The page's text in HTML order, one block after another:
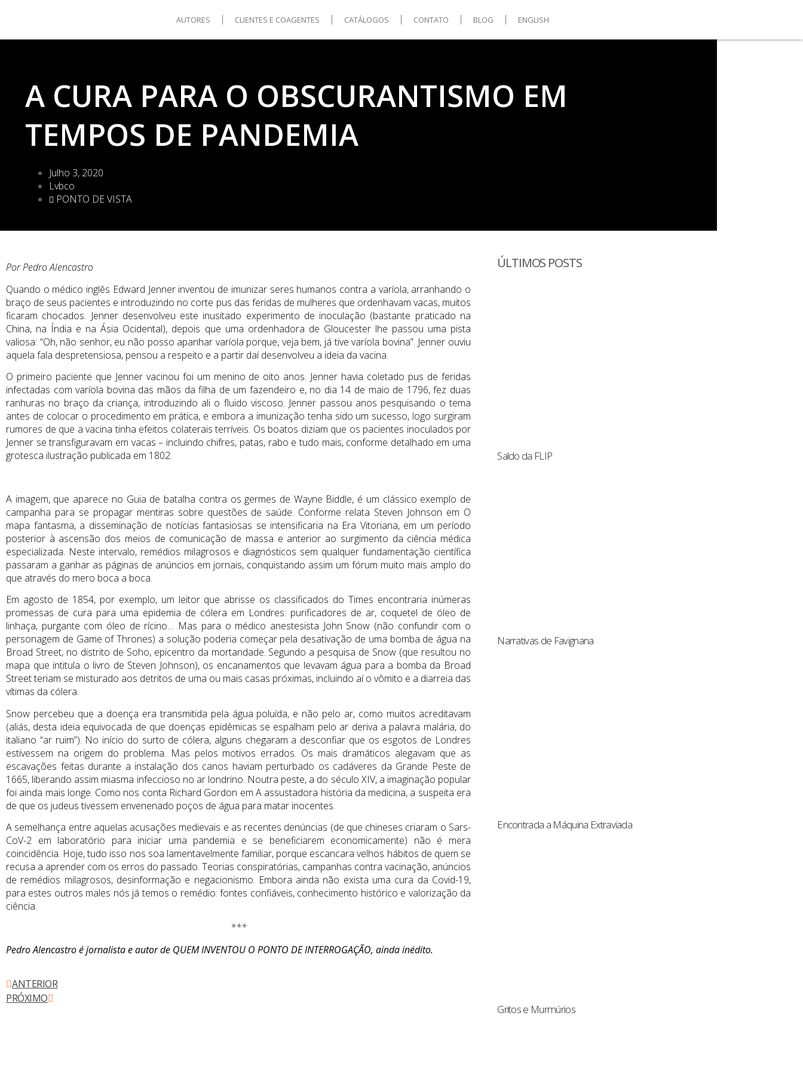
AUTORES CLIENTES E COAGENTES CATÁLOGOS CONTATO BLOG ENGLISH
A CURA PARA O OBSCURANTISMO EM
TEMPOS DE PANDEMIA
Julho 3, 2020
Lvbco
PONTO DE VISTA
Por Pedro Alencastro
Quando o médico inglês Edward Jenner inventou de imunizar seres humanos contra a varíola, arranhando o
braço de seus pacientes e introduzindo no corte pus das feridas de mulheres que ordenhavam vacas, muitos
ficaram chocados. Jenner desenvolveu este inusitado experimento de inoculação (bastante praticado na
China, na Índia e na Ásia Ocidental), depois que uma ordenhadora de Gloucester lhe passou uma pista
valiosa: “Oh, não senhor, eu não posso apanhar varíola porque, veja bem, já tive varíola bovina”. Jenner ouviu
aquela fala despretensiosa, pensou a respeito e a partir daí desenvolveu a ideia da vacina.
O primeiro paciente que Jenner vacinou foi um menino de oito anos. Jenner havia coletado pus de feridas
infectadas com varíola bovina das mãos da filha de um fazendeiro e, no dia 14 de maio de 1796, fez duas
ranhuras no braço da criança, introduzindo ali o fluido viscoso. Jenner passou anos pesquisando o tema
antes de colocar o procedimento em prática, e embora a imunização tenha sido um sucesso, logo surgiram
rumores de que a vacina tinha efeitos colaterais terríveis. Os boatos diziam que os pacientes inoculados por
Jenner se transfiguravam em vacas – incluindo chifres, patas, rabo e tudo mais, conforme detalhado em uma
grotesca ilustração publicada em 1802.
A imagem, que aparece no Guia de batalha contra os germes de Wayne Biddle, é um clássico exemplo de
campanha para se propagar mentiras sobre questões de saúde. Conforme relata Steven Johnson em O
mapa fantasma, a disseminação de notícias fantasiosas se intensificaria na Era Vitoriana, em um período
posterior à ascensão dos meios de comunicação de massa e anterior ao surgimento da ciência médica
especializada. Neste intervalo, remédios milagrosos e diagnósticos sem qualquer fundamentação científica
passaram a ganhar as páginas de anúncios em jornais, conquistando assim um fórum muito mais amplo do
que através do mero boca a boca.
Em agosto de 1854, por exemplo, um leitor que abrisse os classificados do Times encontraria inúmeras
promessas de cura para uma epidemia de cólera em Londres: purificadores de ar, coquetel de óleo de
linhaça, purgante com óleo de rícino… Mas para o médico anestesista John Snow (não confundir com o
personagem de Game of Thrones) a solução poderia começar pela desativação de uma bomba de água na
Broad Street, no distrito de Soho, epicentro da mortandade. Segundo a pesquisa de Snow (que resultou no
mapa que intitula o livro de Steven Johnson), os encanamentos que levavam água para a bomba da Broad
Street teriam se misturado aos detritos de uma ou mais casas próximas, incluindo aí o vômito e a diarreia das
vítimas da cólera.
Snow percebeu que a doença era transmitida pela água poluída, e não pelo ar, como muitos acreditavam
(aliás, desta ideia equivocada de que doenças epidêmicas se espalham pelo ar deriva a palavra malária, do
italiano “ar ruim”). No início do surto de cólera, alguns chegaram a desconfiar que os esgotos de Londres
estivessem na origem do problema. Mas pelos motivos errados. Os mais dramáticos alegavam que as
escavações feitas durante a instalação dos canos haviam perturbado os cadáveres da Grande Peste de
1665, liberando assim miasma infeccioso no ar londrino. Noutra peste, a do século XIV, a imaginação popular
foi ainda mais longe. Como nos conta Richard Gordon em A assustadora história da medicina, a suspeita era
de que os judeus tivessem envenenado poços de água para matar inocentes.
A semelhança entre aquelas acusações medievais e as recentes denúncias (de que chineses criaram o Sars-
CoV-2 em laboratório para iniciar uma pandemia e se beneficiarem economicamente) não é mera
coincidência. Hoje, tudo isso nos soa lamentavelmente familiar, porque escancara velhos hábitos de quem se
recusa a aprender com os erros do passado. Teorias conspiratórias, campanhas contra vacinação, anúncios
de remédios milagrosos, desinformação e negacionismo. Embora ainda não exista uma cura da Covid-19,
para estes outros males nós já temos o remédio: fontes confiáveis, conhecimento histórico e valorização da
ciência.
***
Pedro Alencastro é jornalista e autor de QUEM INVENTOU O PONTO DE INTERROGAÇÃO, ainda inédito.
ANTERIOR
PRÓXIMO
ÚLTIMOS POSTS
Saldo da FLIP
Narrativas de Favignana
Encontrada a Máquina Extraviada
Gritos e Murmúrios